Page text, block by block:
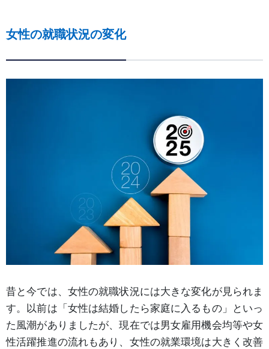
女性の就職状況の変化
昔と今では、女性の就職状況には大きな変化が見られま
す。以前は「女性は結婚したら家庭に入るもの」といっ
た風潮がありましたが、現在では男女雇用機会均等や女
性活躍推進の流れもあり、女性の就業環境は大きく改善